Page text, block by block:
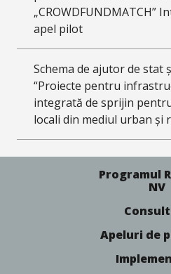
„CROWDFUNDMATCH”
apel pilot
Schema de ajutor de stat
“Proiecte pentru
integrată de sprijin
locali din mediul urban și
Programul
NV
Apeluri de